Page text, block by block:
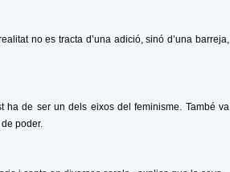
no es tracta d’una adició, sinó d’una barreja,
de ser un dels eixos del feminisme. També va
poder.